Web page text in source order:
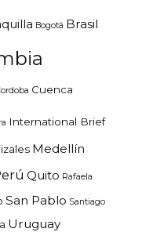
Bogotá Brasil
Cuenca
International Brief
Medellín
Quito Rafaela
San Pablo Santiago
Uruguay